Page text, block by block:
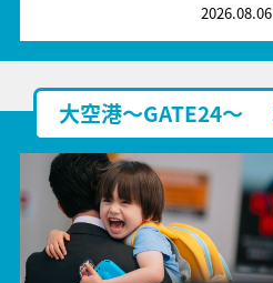
2026.08.06
大空港～GATE24～